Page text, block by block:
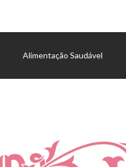
Alimentação Saudável